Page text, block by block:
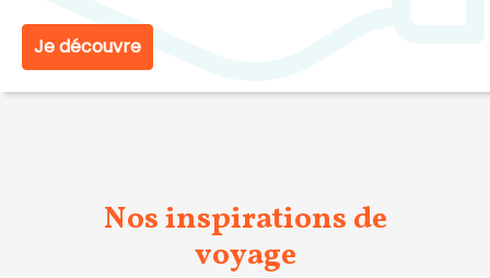
Je découvre
Nos inspirations de
voyage